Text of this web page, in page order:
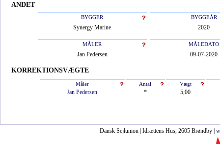
ANDET
BYGGER BYGGEÅR
Synergy Marine 2020
MÅLER MÅLEDATO
Jan Pedersen 09-07-2020
KORREKTIONSVÆGTE
Måler Antal Vægt
Jan Pedersen * 5,00
Dansk Sejlunion | Idrættens Hus, 2605 Brøndby |